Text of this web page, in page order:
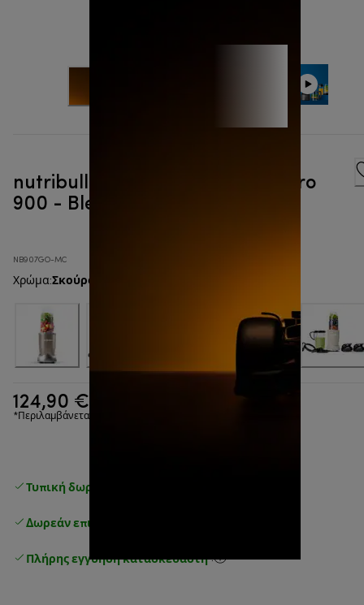
nutribullet x McLaren F1 Team Pro
900 - Blender
NB907GO-MC
Χρώμα:Σκούρο γκρι
124,90 €
*Περιλαμβάνεται ΦΠΑ
Τυπική δωρεάν παράδοση
Δωρεάν επιστροφές
Πλήρης εγγύηση κατασκευαστή .